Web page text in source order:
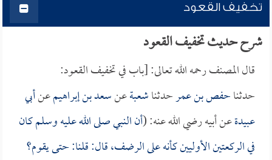
تخفيف القعود
شرح حديث تخفيف القعود
قال المصنف رحمه الله تعالى: [باب في تخفيف القعود:
حدثناحفص بن عمرحدثناشعبةعنسعد بن إبراهيمعنأبي
عبيدةعن أبيه رضي الله عنه: (أن النبي صلى الله عليه وسلم كان
في الركعتين الأوليين كأنه على الرضف، قال: قلنا: حتى يقوم؟